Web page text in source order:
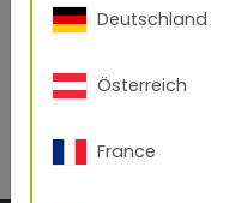
Ich habe die
Kenntnis
Deutschland
Österreich
France